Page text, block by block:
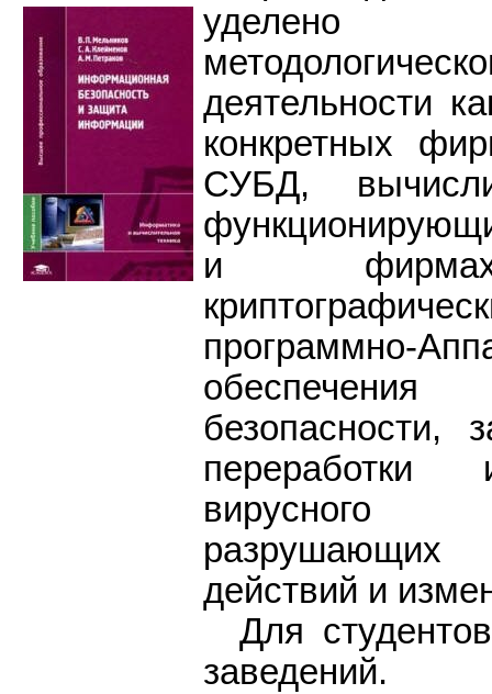
уделено
деятельности
конкретных
СУБД,
и
программно-
обеспечения
безопасности,
действий и
Для
заведений.